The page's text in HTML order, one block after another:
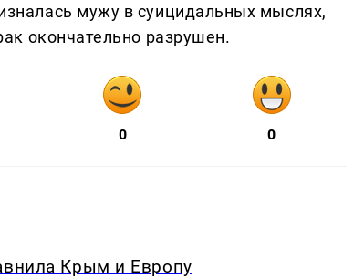
мужу в суицидальных мыслях,
окончательно разрушен.
0 0
Крым и Европу